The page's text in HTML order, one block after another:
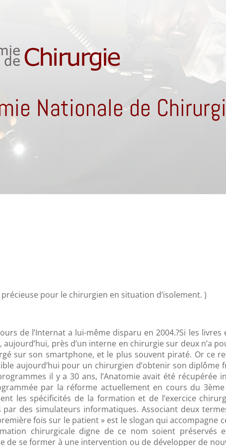
Nationale de
pour le chirurgien en situation d’isolement. )
de l’Internat a lui-même disparu en 2004.?Si les livres
près d’un interne en chirurgie sur deux n’a
sur son smartphone, et le plus souvent piraté. Or ce
aujourd’hui pour un chirurgien d’obtenir son diplôme
il y a 30 ans, l’Anatomie avait été récupérée
par la réforme actuellement en cours du
les spécificités de la formation et de l’exercice
des simulateurs informatiques. Associant deux
fois sur le patient » est le slogan qui accompagne
chirurgicale digne de ce nom soient préservés
de se former à une intervention ou de développer de